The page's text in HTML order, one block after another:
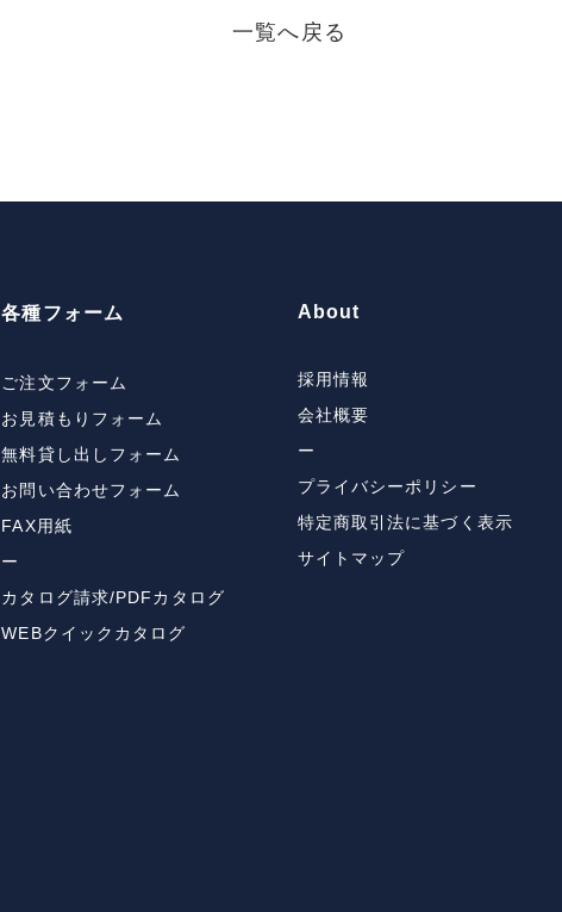
一覧へ戻る
各種フォーム
ご注文フォーム
お見積もりフォーム
無料貸し出しフォーム
お問い合わせフォーム
FAX用紙
ー
カタログ請求/PDFカタログ
WEBクイックカタログ
About
採用情報
会社概要
ー
プライバシーポリシー
特定商取引法に基づく表示
サイトマップ